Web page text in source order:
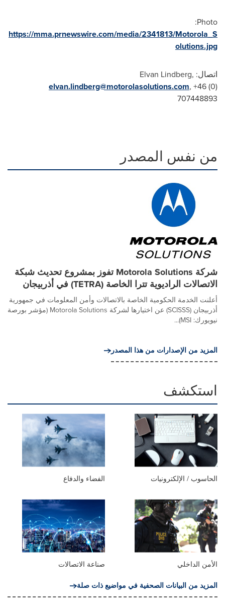
Photo:
https://mma.prnewswire.com/media/2341813/Motorola_S
olutions.jpg
اتصال: Elvan Lindberg,
elvan.lindberg@motorolasolutions.com, +46 (0)
707448893
من نفس المصدر
شركة Motorola Solutions تفوز بمشروع تحديث شبكة
الاتصالات الراديوية تترا الخاصة (TETRA) في أذربيجان
أعلنت الخدمة الحكومية الخاصة بالاتصالات وأمن المعلومات في جمهورية
أذربيجان (SCISSS) عن اختيارها لشركة Motorola Solutions (مؤشر بورصة
نيويورك: MSI)...
المزيد من الإصدارات من هذا المصدر
استكشف
الحاسوب / الإلكترونيات الفضاء والدفاع
الأمن الداخلي
صناعة الاتصالات
المزيد من البيانات الصحفية في مواضيع ذات صلة